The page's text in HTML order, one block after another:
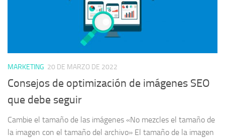
MARKETING 20 DE MARZO DE 2022
Consejos de optimización de imágenes SEO
que debe seguir
Cambie el tamaño de las imágenes «No mezcles el tamaño de
la imagen con el tamaño del archivo» El tamaño de la imagen